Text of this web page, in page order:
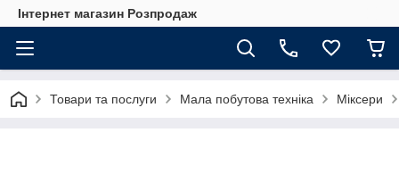
Інтернет магазин Розпродаж
Товари та послуги Мала побутова техніка Міксери